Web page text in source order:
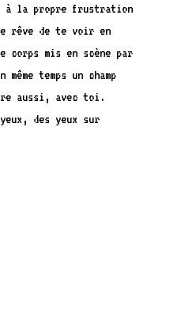
à la propre frustration
rêve de te voir en
mis en scène par
temps un champ
aussi, avec toi.
des yeux sur